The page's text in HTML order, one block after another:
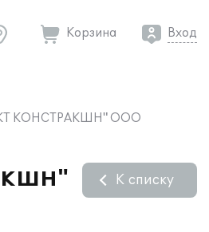
Корзина Вход
"ВКТ КОНСТРАКШН" ООО
К списку